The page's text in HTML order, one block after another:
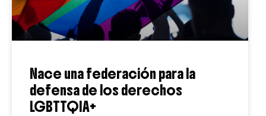
Nace una federación para la
defensa de los derechos
LGBTTQIA+